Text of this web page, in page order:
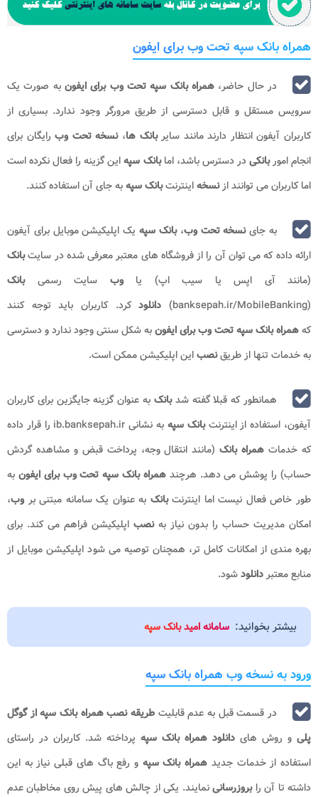
همراه بانک سپه تحت وب برای ایفون
در حال حاضر، همراه بانک سپه تحت وب برای ایفون به صورت یک
سرویس مستقل و قابل دسترسی از طریق مرورگر وجود ندارد. بسیاری از
کاربران آیفون انتظار دارند مانند سایربانک ها،نسخه تحت وبرایگان برای
انجام اموربانکیدر دسترس باشد، امابانک سپهاین گزینه را فعال نکرده است
اما کاربران می توانند ازنسخهاینترنتبانک سپهبه جای آن استفاده کنند.
به جاینسخه تحت وب،بانک سپه یک اپلیکیشن موبایل برای آیفون
ارائه داده که می توان آن را از فروشگاه های معتبر معرفی شده در سایتبانک
(مانند آی اپس یا سیب اپ) یاوب سایت رسمیبانک
(banksepah.ir/MobileBanking)
دانلودکرد. کاربران باید توجه کنند
کههمراه بانک سپه تحت وب برای ایفونبه شکل سنتی وجود ندارد و دسترسی
به خدمات تنها از طریقنصباین اپلیکیشن ممکن است.
همانطور که قبلا گفته شدبانک به عنوان گزینه جایگزین برای کاربران
آیفون، استفاده از اینترنتبانک سپه به نشانی ib.banksepah.ir
را قرار داده
که خدمات همراه بانک (مانند انتقال وجه، پرداخت قبض و مشاهده گردش
حساب) را پوشش می دهد. هرچندهمراه بانک سپه تحت وب برای ایفون به
طور خاص فعال نیست اما اینترنتبانک به عنوان یک سامانه مبتنی بر وب،
امکان مدیریت حساب را بدون نیاز بهنصب اپلیکیشن فراهم می کند. برای
بهره مندی از امکانات کامل تر، همچنان توصیه می شود اپلیکیشن موبایل از
منابع معتبردانلودشود.
بیشتر بخوانید: سامانه امید بانک سپه
ورود به نسخه وب همراه بانک سپه
در قسمت قبل به عدم قابلیت طریقه نصب همراه بانک سپه از گوگل
پلی و روش های دانلود همراه بانک سپه پرداخته شد. کاربران در راستای
استفاده از خدمات جدید همراه بانک سپه و رفع باگ های قبلی نیاز به این
داشته تا آن رابروزرسانینمایند. یکی از چالش های پیش روی مخاطبان عدم